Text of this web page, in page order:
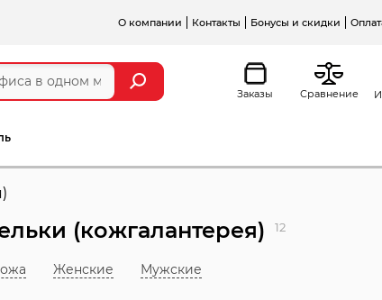
О компании Контакты Бонусы и скидки
Заказы Сравнение
(кожгалантерея) 12
Женские Мужские